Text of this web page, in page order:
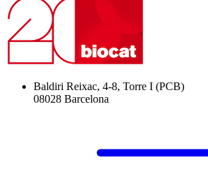
Baldiri Reixac, 4-8, Torre I (PCB)
08028 Barcelona